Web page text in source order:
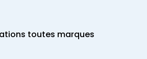
toutes marques